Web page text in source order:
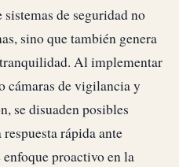
de seguridad no
sino que también genera
Al implementar
cámaras de vigilancia y
se disuaden posibles
rápida ante
proactivo en la